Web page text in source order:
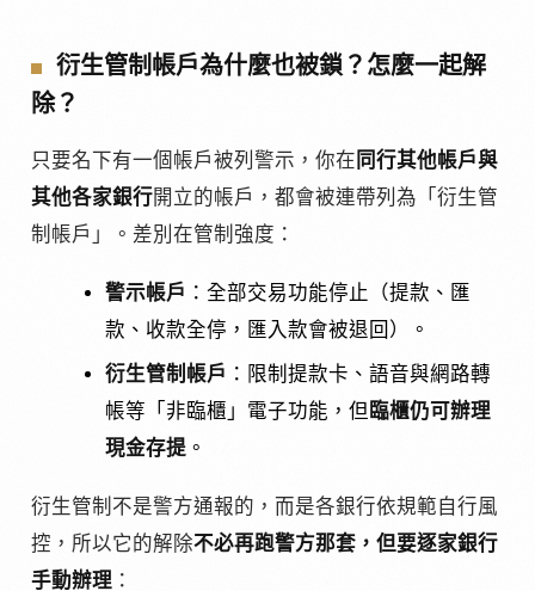
衍生管制帳戶為什麼也被鎖？怎麼一起解
除？
只要名下有一個帳戶被列警示，你在 同行其他帳戶與
其他各家銀行開立的帳戶，都會被連帶列為「衍生管
制帳戶」。差別在管制強度：
警示帳戶 ：全部交易功能停止（提款、匯
款、收款全停，匯入款會被退回）。
衍生管制帳戶 ：限制提款卡、語音與網路轉
帳等「非臨櫃」電子功能，但 臨櫃仍可辦理
現金存提 。
衍生管制不是警方通報的，而是各銀行依規範自行風
控，所以它的解除不必再跑警方那套，但要逐家銀行
手動辦理 ：